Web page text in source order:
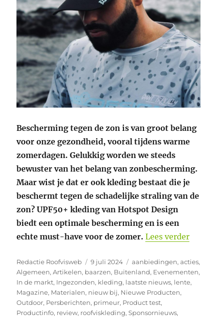
Bescherming tegen de zon is van groot belang
voor onze gezondheid, vooral tijdens warme
zomerdagen. Gelukkig worden we steeds
bewuster van het belang van zonbescherming.
Maar wist je dat er ook kleding bestaat die je
beschermt tegen de schadelijke straling van de
zon? UPF50+ kleding van Hotspot Design
biedt een optimale bescherming en is een
echte must-have voor de zomer. Lees verder
Auteur
Redactie Roofvisweb
Geplaatst
op
9 juli 2024 Categorieën
aanbiedingen,acties,
Algemeen,Artikelen, baarzen, Buitenland, Evenementen,
In de markt, Ingezonden, kleding, laatste nieuws, lente,
Magazine, Materialen, nieuw bij, Nieuwe Producten,
Outdoor, Persberichten, primeur, Product test,
Productinfo, review, roofviskleding,Sponsornieuws,